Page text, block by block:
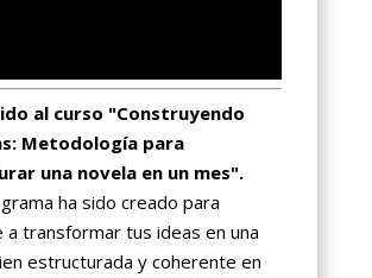
al curso "Construyendo
Metodología para
una novela en un mes".
ha sido creado para
a transformar tus ideas en una
estructurada y coherente en